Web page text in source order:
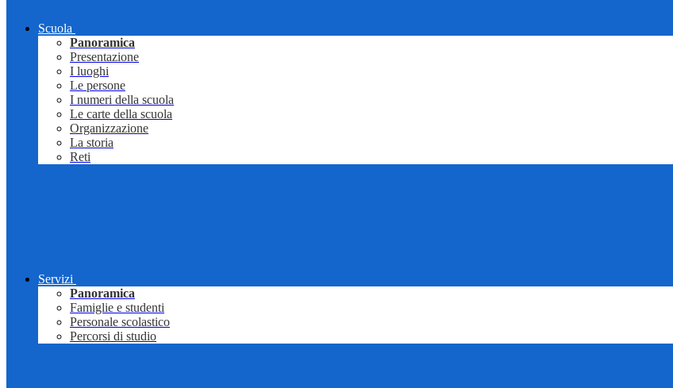
Scuola
Panoramica
Presentazione
I luoghi
Le persone
I numeri della scuola
Le carte della scuola
Organizzazione
La storia
Reti
Servizi
Panoramica
Famiglie e studenti
Personale scolastico
Percorsi di studio